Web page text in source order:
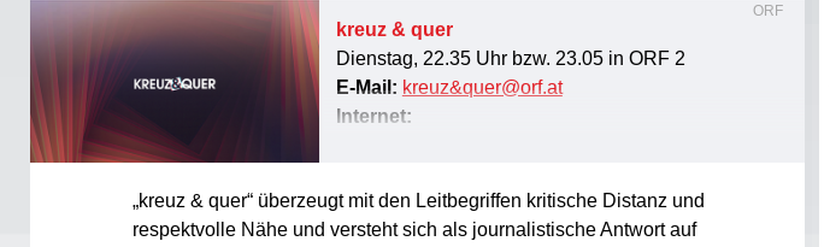
ORF
kreuz & quer
Dienstag, 22.35 Uhr bzw. 23.05 in ORF 2
E-Mail: kreuz&quer@orf.at
Internet:
„kreuz & quer“ überzeugt mit den Leitbegriffen kritische Distanz und
respektvolle Nähe und versteht sich als journalistische Antwort auf